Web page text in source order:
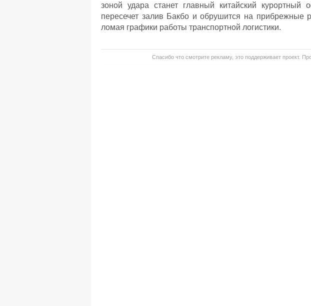
зоной удара станет главный китайский курортный
пересечет залив Бакбо и обрушится на прибрежные
ломая графики работы транспортной логистики.
Спасибо что смотрите рекламу, это поддерживает проект.